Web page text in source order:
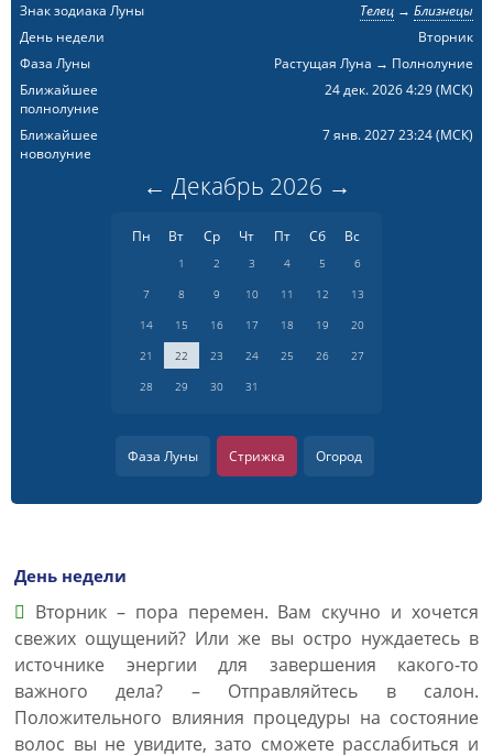
Знак зодиака Луны
Телец→ Близнецы
День недели
Вторник
Фаза Луны
Растущая Луна → Полнолуние
Ближайшее
полнолуние
24 дек. 2026 4:29(МСК)
Ближайшее
новолуние
7 янв. 2027 23:24(МСК)
← Декабрь 2026 →
Пн Вт Ср Чт Пт Сб Вс
1 2 3 4 5
6
7
8 9 10 11 12
13
14
15 16 17 18 19
20
21
22 23 24 25 26
27
28
29 30 31
Фаза Луны Стрижка Огород
День недели
Вторник – пора перемен. Вам скучно и хочется
свежих ощущений? Или же вы остро нуждаетесь в
источнике энергии для завершения какого-то
важного дела? – Отправляйтесь в салон.
Положительного влияния процедуры на состояние
волос вы не увидите, зато сможете расслабиться и